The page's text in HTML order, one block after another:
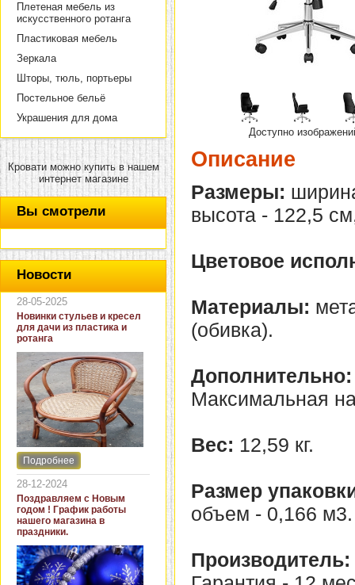
Плетеная мебель из
искусственного ротанга
Пластиковая мебель
Зеркала
Шторы, тюль, портьеры
Постельное бельё
Украшения для дома
Кровати можно купить в нашем
интернет магазине
Вы смотрели
Новости
28-05-2025
Новинки стульев и кресел
для дачи из пластика и
ротанга
Интернет-магазин "Кровать
и диван" представляет
новинки стульев и кресел
для дачи. В ассортименте
представлены как
бюджетные модели из
пластика для дачи, так и
кресла для загородных
домов из натурального и
искусственного ротанга.
Подробнее
28-12-2024
Поздравляем с Новым
годом ! График работы
нашего магазина в
праздники.
Доступно
Описание
Размеры:
высота - 122,5
Цветовое
Материалы:
(обивка).
Дополнительно:
Максимальная
Вес: 12,59 кг.
Размер
объем - 0,166 м3.
Производитель: